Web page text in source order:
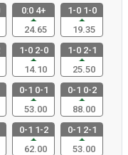
0:0 4+
24.65
1-0 1-0
19.35
1-0 2-0
14.10
1-0 2-1
25.50
0-1 0-1
53.00
0-1 0-2
88.00
0-1 1-2
62.00
0-1 2-1
53.00